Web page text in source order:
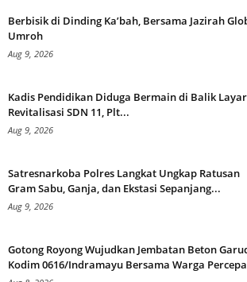
Berbisik di Dinding Ka’bah, Bersama Jazirah
Umroh
Aug 9, 2026
Kadis Pendidikan Diduga Bermain di Balik Layar
Revitalisasi SDN 11, Plt...
Aug 9, 2026
Satresnarkoba Polres Langkat Ungkap Ratusan
Gram Sabu, Ganja, dan Ekstasi Sepanjang...
Aug 9, 2026
Gotong Royong Wujudkan Jembatan Beton
Kodim 0616/Indramayu Bersama Warga